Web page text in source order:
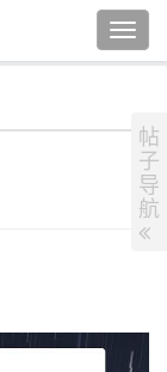
帖
子
导
航